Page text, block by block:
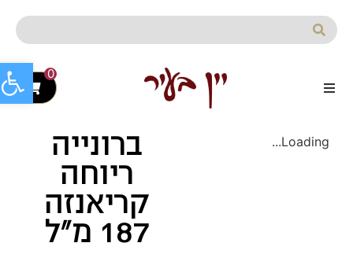
0
Loading... ברונייה
ריוחה
קריאנזה
187 מ"ל
פתח